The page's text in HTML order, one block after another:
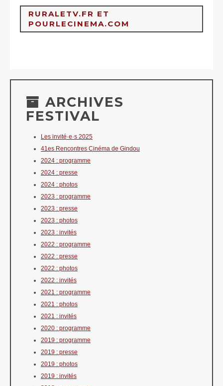
https://lc.cx/V4TVtW
RURALETV.FR ET
POURLECINEMA.COM
https://www.pourlecinema.com/
ARCHIVES
FESTIVAL
Les invité·e·s 2025
41es Rencontres Cinéma de Gindou
2024 : programme
2024 : presse
2024 : photos
2023 : programme
2023 : presse
2023 : photos
2023 : invités
2022 : programme
2022 : presse
2022 : photos
2022 : invités
2021 : programme
2021 : photos
2021 : invités
2020 : programme
2019 : programme
2019 : presse
2019 : photos
2019 : invités